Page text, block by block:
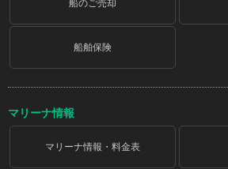
船のご売却
船舶保険
マリーナ情報
マリーナ情報・料金表